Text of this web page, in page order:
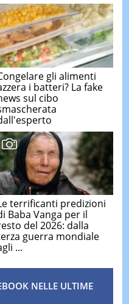
gli alimenti
i batteri? La fake
sul cibo
terrificanti predizioni
Baba Vanga per il
del 2026: dalla
guerra mondiale
...
NELLE ULTIME